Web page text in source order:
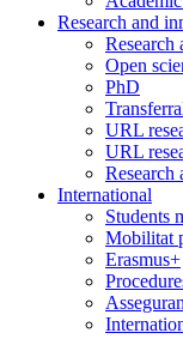
Research and
Research
Open
PhD
URL
URL
International
Students
Mobilitat
Erasmus+